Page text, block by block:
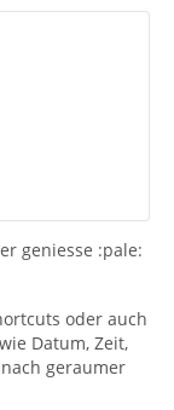
geniesse :pale:
oder auch
Datum, Zeit,
geraumer